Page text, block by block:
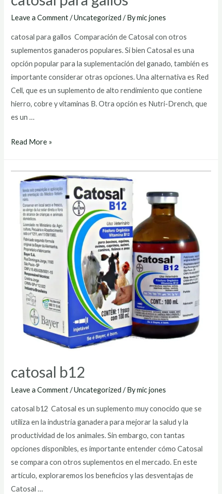
Leave a Comment /Uncategorized / Bymic jones
catosal para gallos Comparación de Catosal con otros
suplementos ganaderos populares. Si bien Catosal es una
opción popular para la suplementación del ganado, también es
importante considerar otras opciones. Una alternativa es Red
Cell, que es un suplemento de alto rendimiento que contiene
hierro, cobre y vitaminas B. Otra opción es Nutri-Drench, que
es un …
catosal
Read More »
catosal b12
Leave a Comment /Uncategorized / Bymic jones
catosal b12 Catosal es un suplemento muy conocido que se
utiliza en la industria ganadera para mejorar la salud y la
productividad de los animales. Sin embargo, con tantas
opciones disponibles, es importante entender cómo Catosal
se compara con otros suplementos en el mercado. En este
artículo, exploraremos los beneficios y las desventajas de
Catosal …